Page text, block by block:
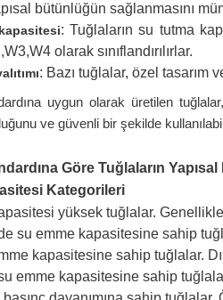
bütünlüğün sağlanmasını
: Tuğlaların su tutma
olarak sınıflandırılırlar.
: Bazı tuğlalar, özel tasarım
uygun olarak üretilen
ve güvenli bir şekilde
Göre Tuğlaların
Kategorileri
yüksek tuğlalar.
su emme kapasitesine sahip
kapasitesine sahip tuğlalar.
emme kapasitesine sahip